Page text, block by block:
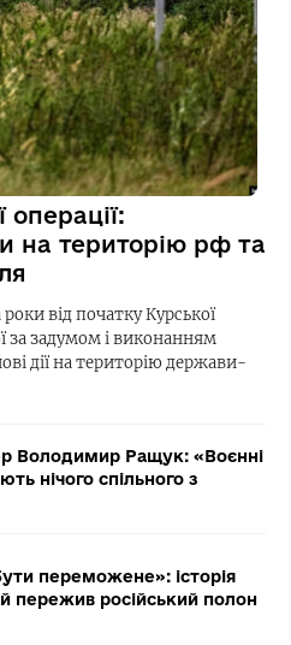
на територію рф та
від початку Курської
за задумом і виконанням
дії на територію держави-
Володимир Ращук: «Воєнні
нічого спільного з
переможене»: історія
пережив російський полон